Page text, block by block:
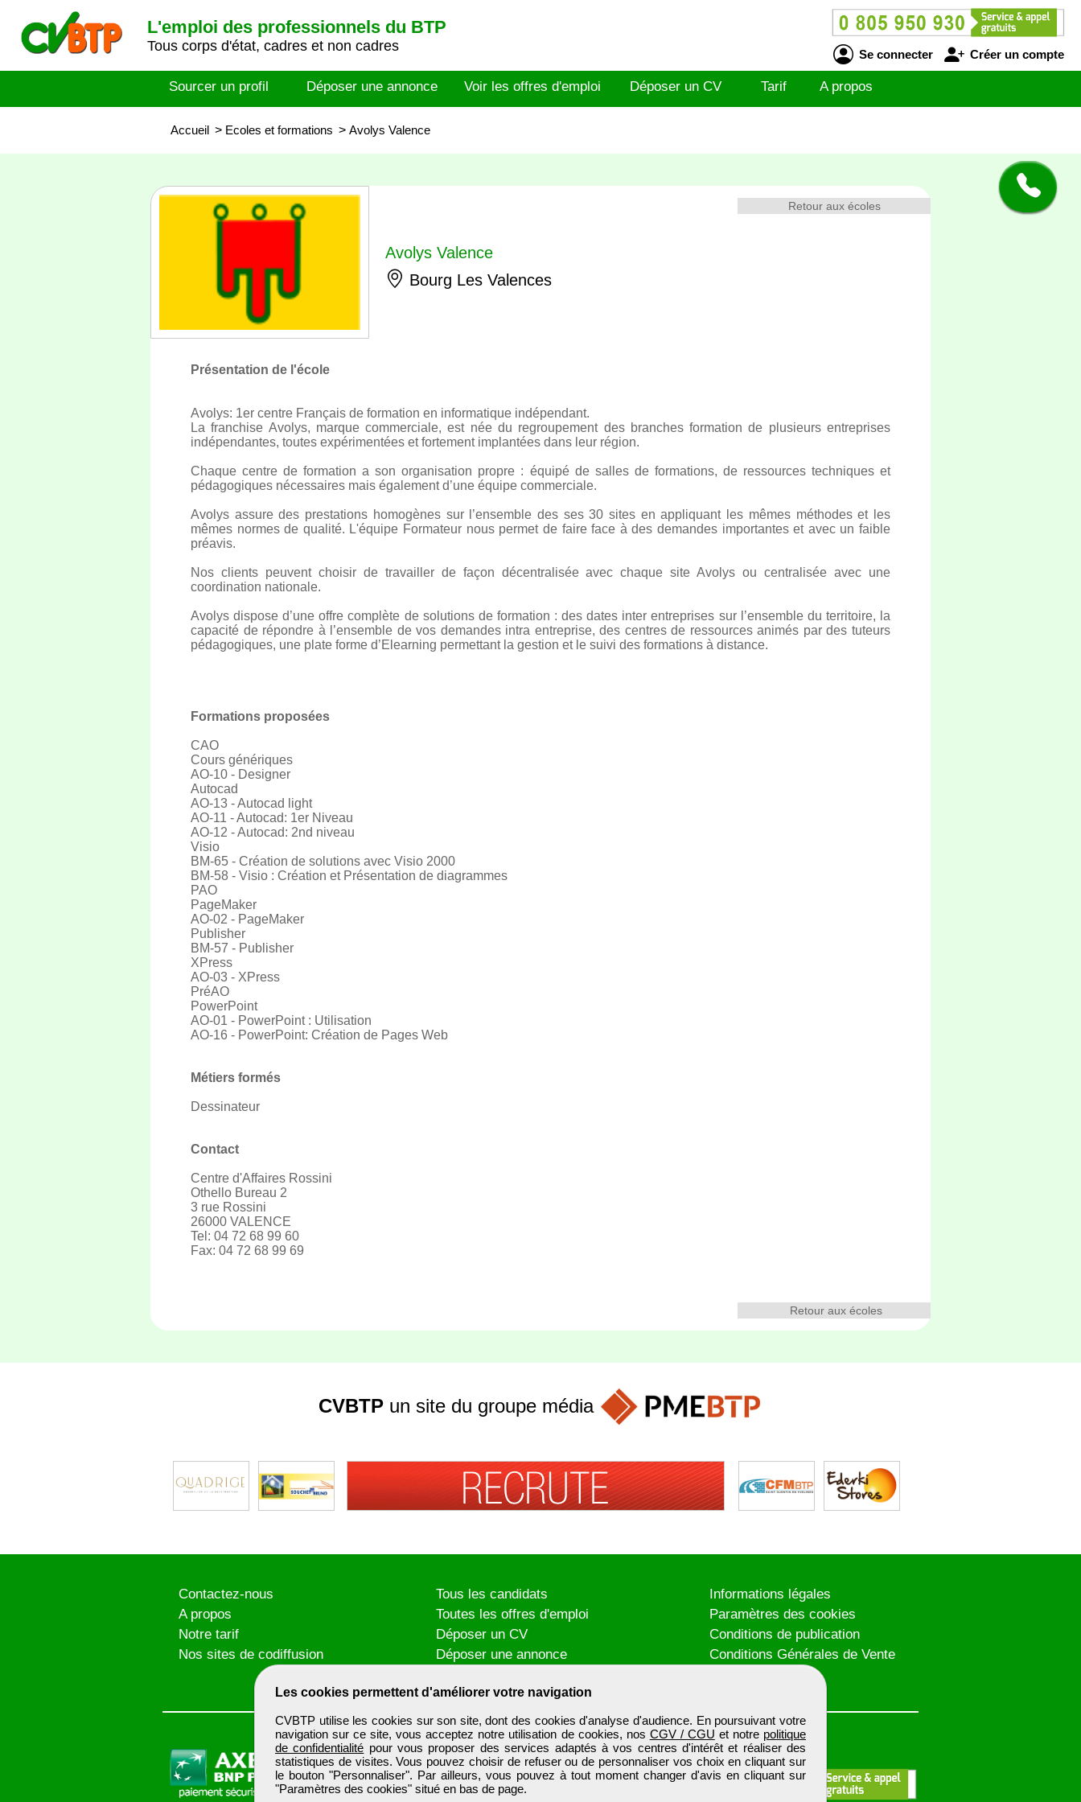
L'emploi des professionnels du BTP
Tous corps d'état, cadres et non cadres
Se connecter Créer un compte
Sourcer un profil Déposer une annonce Voir les offres d'emploi Déposer un CV Tarif A propos
Accueil > Ecoles et formations > Avolys Valence
Retour aux écoles
Avolys Valence
Bourg Les Valences
Présentation de l'école
Avolys: 1er centre Français de formation en informatique indépendant.
La franchise Avolys, marque commerciale, est née du regroupement des branches formation de plusieurs entreprises
indépendantes, toutes expérimentées et fortement implantées dans leur région.
Chaque centre de formation a son organisation propre : équipé de salles de formations, de ressources techniques et
pédagogiques nécessaires mais également d’une équipe commerciale.
Avolys assure des prestations homogènes sur l’ensemble des ses 30 sites en appliquant les mêmes méthodes et les
mêmes normes de qualité. L'équipe Formateur nous permet de faire face à des demandes importantes et avec un faible
préavis.
Nos clients peuvent choisir de travailler de façon décentralisée avec chaque site Avolys ou centralisée avec une
coordination nationale.
Avolys dispose d’une offre complète de solutions de formation : des dates inter entreprises sur l’ensemble du territoire, la
capacité de répondre à l’ensemble de vos demandes intra entreprise, des centres de ressources animés par des tuteurs
pédagogiques, une plate forme d’Elearning permettant la gestion et le suivi des formations à distance.
Formations proposées
CAO
Cours génériques
AO-10 - Designer
Autocad
AO-13 - Autocad light
AO-11 - Autocad: 1er Niveau
AO-12 - Autocad: 2nd niveau
Visio
BM-65 - Création de solutions avec Visio 2000
BM-58 - Visio : Création et Présentation de diagrammes
PAO
PageMaker
AO-02 - PageMaker
Publisher
BM-57 - Publisher
XPress
AO-03 - XPress
PréAO
PowerPoint
AO-01 - PowerPoint : Utilisation
AO-16 - PowerPoint: Création de Pages Web
Métiers formés
Dessinateur
Contact
Centre d'Affaires Rossini
Othello Bureau 2
3 rue Rossini
26000 VALENCE
Tel: 04 72 68 99 60
Fax: 04 72 68 99 69
Retour aux écoles
Les cookies permettent d'améliorer votre navigation
CVBTP utilise les cookies sur son site, dont des cookies d'analyse d'audience. En poursuivant votre
navigation sur ce site, vous acceptez notre utilisation de cookies, nos CGV / CGU et notre politique
de confidentialité pour vous proposer des services adaptés à vos centres d'intérêt et réaliser des
statistiques de visites. Vous pouvez choisir de refuser ou de personnaliser vos choix en cliquant sur
le bouton "Personnaliser". Par ailleurs, vous pouvez à tout moment changer d'avis en cliquant sur
"Paramètres des cookies" situé en bas de page.
CVBTP un site du groupe média
Contactez-nous
A propos
Notre tarif
Nos sites de codiffusion
Tous les candidats
Toutes les offres d'emploi
Déposer un CV
Déposer une annonce
Informations légales
Paramètres des cookies
Conditions de publication
Conditions Générales de Vente